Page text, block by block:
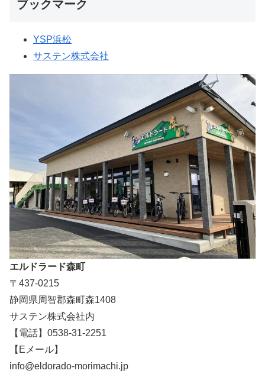
ブックマーク
YSP浜松
サステン株式会社
エルドラード森町
〒437-0215
静岡県周智郡森町森1408
サステン株式会社内
【電話】0538-31-2251
【Eメール】
info@eldorado-morimachi.jp